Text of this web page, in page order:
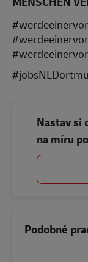
Nastav si
na míru
Podobné